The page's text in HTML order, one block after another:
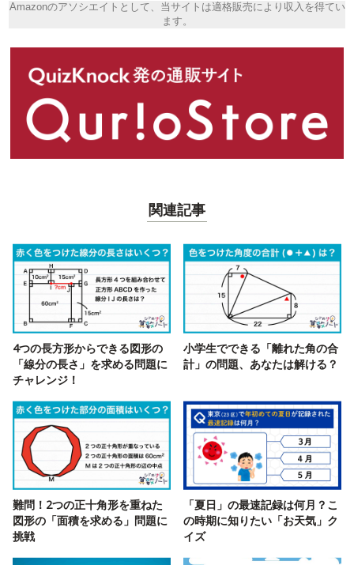
Amazonのアソシエイトとして、当サイトは適格販売により収入を得てい
ます。
関連記事
4つの長方形からできる図形の
「線分の長さ」を求める問題に
チャレンジ！
小学生でできる「離れた角の合
計」の問題、あなたは解ける？
難問！2つの正十角形を重ねた
図形の「面積を求める」問題に
挑戦
「夏日」の最速記録は何月？こ
の時期に知りたい「お天気」ク
イズ